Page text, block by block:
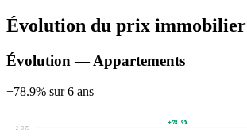
Évolution du prix immobilier
Évolution — Appartements
+78.9% sur 6 ans
2 375
+78.9%